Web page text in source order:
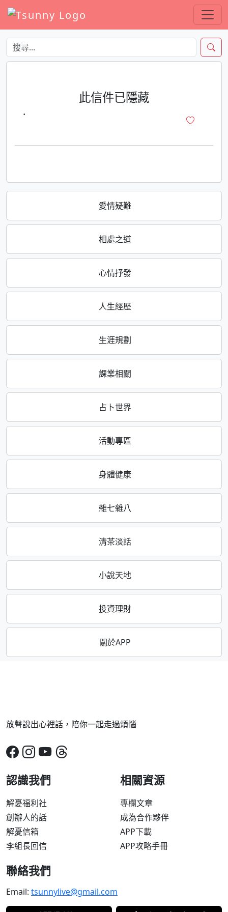
愛情疑難
相處之道
心情抒發
人生經歷
生涯規劃
課業相關
占卜世界
活動專區
身體健康
雜七雜八
清茶淡話
小說天地
投資理財
關於APP
此信件已隱藏
·
放聲說出心裡話，陪你一起走過煩惱
認識我們
解憂福利社
創辦人的話
解憂信箱
李組長回信
相關資源
專欄文章
成為合作夥伴
APP下載
APP攻略手冊
聯絡我們
Email: tsunnylive@gmail.com